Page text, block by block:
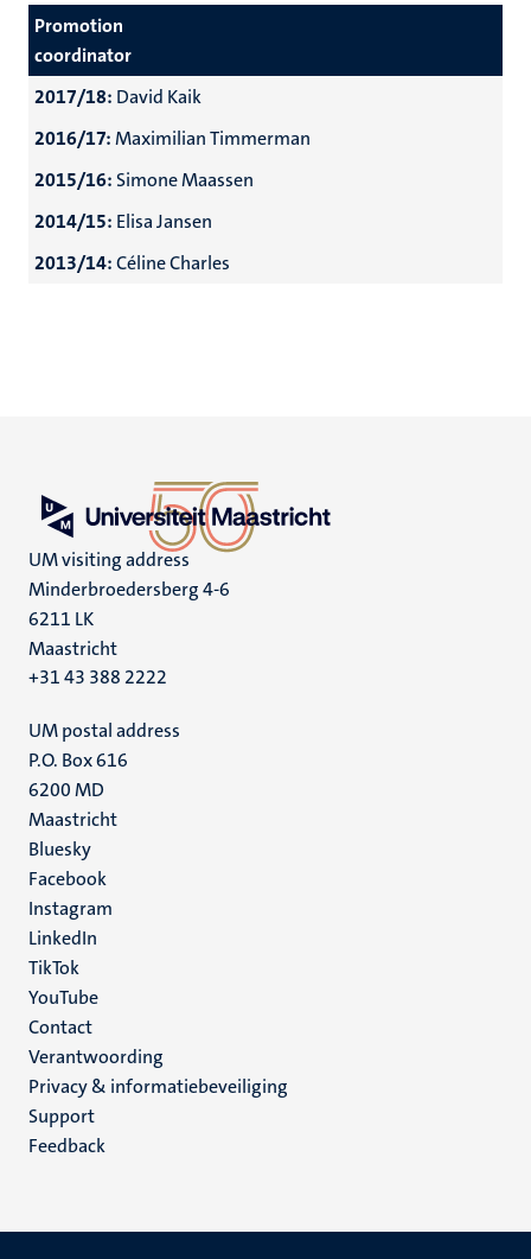
Promotion
coordinator
2017/18: David Kaik
2016/17:Maximilian Timmerman
2015/16: Simone Maassen
2014/15: Elisa Jansen
2013/14:Céline Charles
UM visiting address
Minderbroedersberg 4-6
6211 LK
Maastricht
+31 43 388 2222
UM postal address
P.O. Box 616
6200 MD
Maastricht
Social
media
Bluesky
Facebook
Instagram
LinkedIn
TikTok
YouTube
Menu
footer
(NL)
Contact
Verantwoording
Privacy & informatiebeveiliging
Support
Feedback